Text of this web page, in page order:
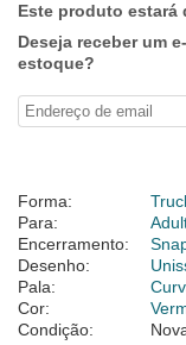
Este produto estará
Deseja receber um
estoque?
Forma:
Para:
Encerramento:
Desenho:
Pala:
Cor:
Condição: